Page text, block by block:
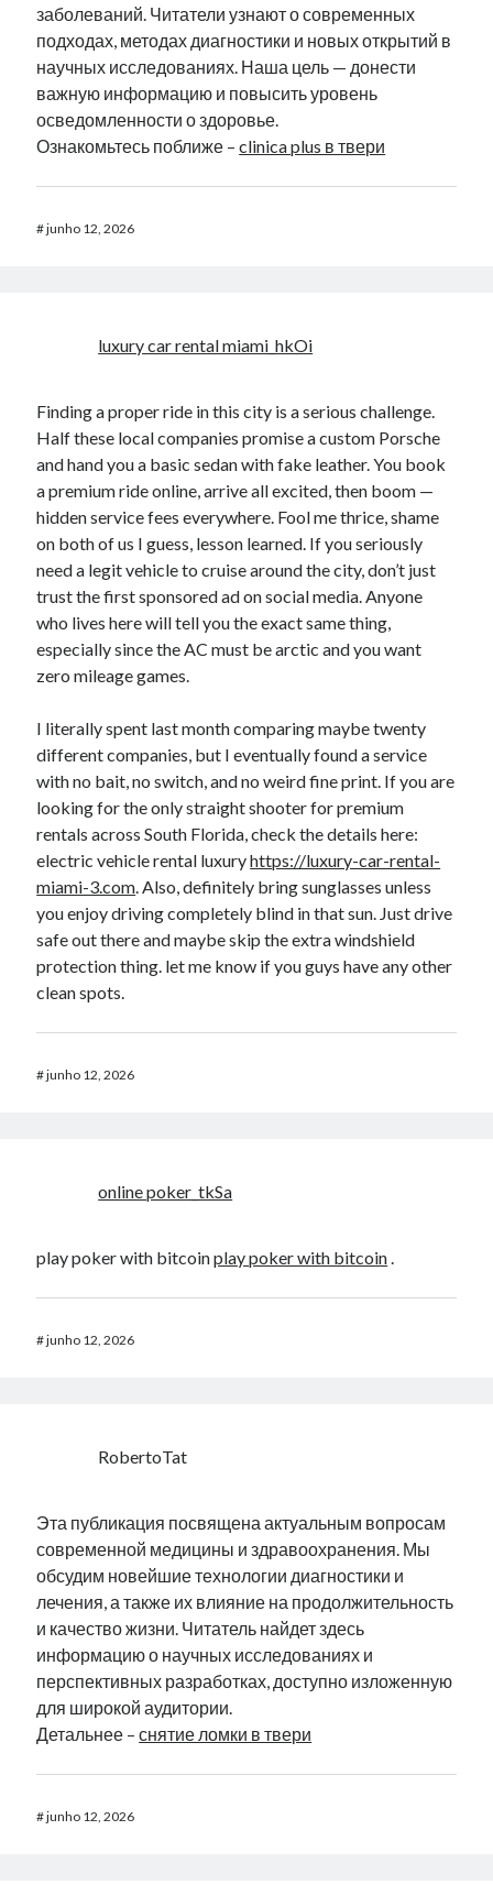
заболеваний. Читатели узнают о современных
подходах, методах диагностики и новых открытий в
научных исследованиях. Наша цель — донести
важную информацию и повысить уровень
осведомленности о здоровье.
Ознакомьтесь поближе –clinica plus в твери
#junho 12, 2026
luxury car rental miami_hkOi
Finding a proper ride in this city is a serious challenge.
Half these local companies promise a custom Porsche
and hand you a basic sedan with fake leather. You book
a premium ride online, arrive all excited, then boom —
hidden service fees everywhere. Fool me thrice, shame
on both of us I guess, lesson learned. If you seriously
need a legit vehicle to cruise around the city, don’t just
trust the first sponsored ad on social media. Anyone
who lives here will tell you the exact same thing,
especially since the AC must be arctic and you want
zero mileage games.
I literally spent last month comparing maybe twenty
different companies, but I eventually found a service
with no bait, no switch, and no weird fine print. If you are
looking for the only straight shooter for premium
rentals across South Florida, check the details here:
electric vehicle rental luxuryhttps://luxury-car-rental-
miami-3.com. Also, definitely bring sunglasses unless
you enjoy driving completely blind in that sun. Just drive
safe out there and maybe skip the extra windshield
protection thing. let me know if you guys have any other
clean spots.
#junho 12, 2026
online poker_tkSa
play poker with bitcoinplay poker with bitcoin.
#junho 12, 2026
RobertoTat
Эта публикация посвящена актуальным вопросам
современной медицины и здравоохранения. Мы
обсудим новейшие технологии диагностики и
лечения, а также их влияние на продолжительность
и качество жизни. Читатель найдет здесь
информацию о научных исследованиях и
перспективных разработках, доступно изложенную
для широкой аудитории.
Детальнее –снятие ломки в твери
#junho 12, 2026